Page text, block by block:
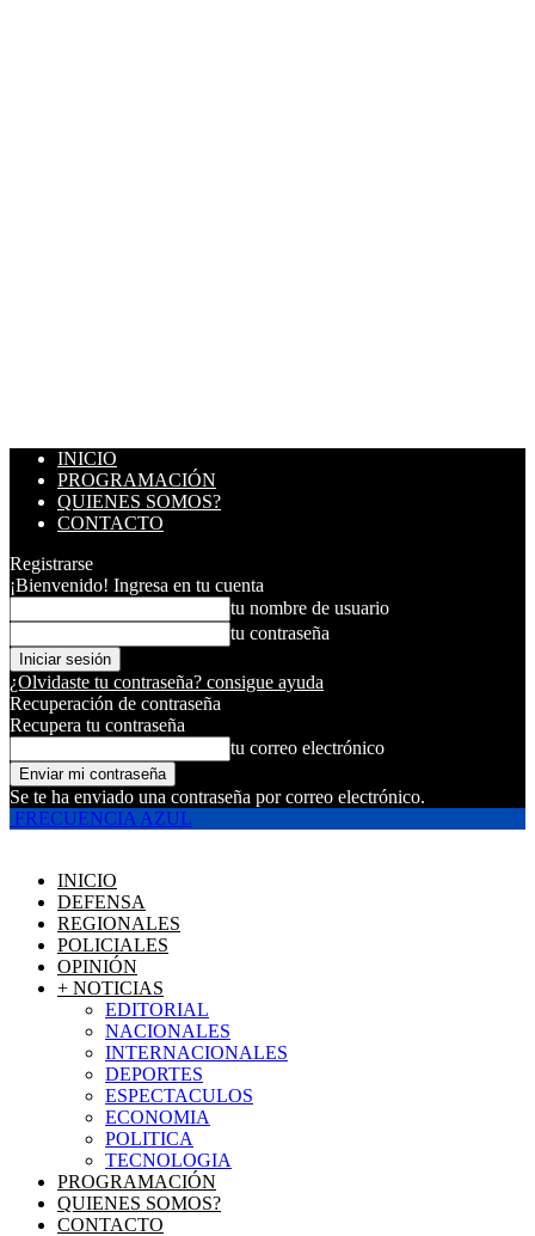
INICIO
PROGRAMACIÓN
QUIENES SOMOS?
CONTACTO
Registrarse
¡Bienvenido! Ingresa en tu cuenta
tu nombre de usuario
tu contraseña
¿Olvidaste tu contraseña? consigue ayuda
Recuperación de contraseña
Recupera tu contraseña
tu correo electrónico
Se te ha enviado una contraseña por correo electrónico.
FRECUENCIA AZUL
INICIO
DEFENSA
REGIONALES
POLICIALES
OPINIÓN
+ NOTICIAS
EDITORIAL
NACIONALES
INTERNACIONALES
DEPORTES
ESPECTACULOS
ECONOMIA
POLITICA
TECNOLOGIA
PROGRAMACIÓN
QUIENES SOMOS?
CONTACTO